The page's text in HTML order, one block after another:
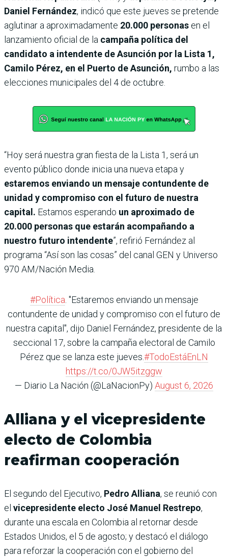
Daniel Fernández, indicó que este jueves se pretende
aglutinar a aproximadamente 20.000 personas en el
lanzamiento oficial de la campaña política del
candidato a intendente de Asunción por la Lista 1,
Camilo Pérez, en el Puerto de Asunción, rumbo a las
elecciones municipales del 4 de octubre.
“Hoy será nuestra gran fiesta de la Lista 1, será un
evento público donde inicia una nueva etapa y
estaremos enviando un mensaje contundente de
unidad y compromiso con el futuro de nuestra
capital. Estamos esperando un aproximado de
20.000 personas que estarán acompañando a
nuestro futuro intendente”, refirió Fernández al
programa “Así son las cosas” del canal GEN y Universo
970 AM/Nación Media.
#Política. "Estaremos enviando un mensaje
contundente de unidad y compromiso con el futuro de
nuestra capital", dijo Daniel Fernández, presidente de la
seccional 17, sobre la campaña electoral de Camilo
Pérez que se lanza este jueves.#TodoEstáEnLN
https://t.co/0JW5itzggw
— Diario La Nación (@LaNacionPy) August 6, 2026
Alliana y el vicepresidente
electo de Colombia
reafirman cooperación
El segundo del Ejecutivo, Pedro Alliana, se reunió con
el vicepresidente electo José Manuel Restrepo,
durante una escala en Colombia al retornar desde
Estados Unidos, el 5 de agosto; y destacó el diálogo
para reforzar la cooperación con el gobierno del